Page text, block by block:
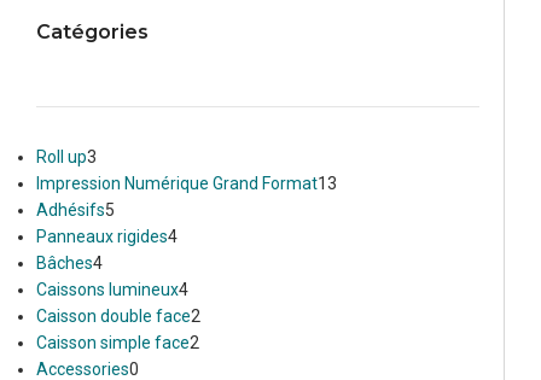
Catégories
Roll up3
Impression Numérique Grand Format13
Adhésifs5
Panneaux rigides4
Bâches4
Caissons lumineux4
Caisson double face2
Caisson simple face2
Accessories0